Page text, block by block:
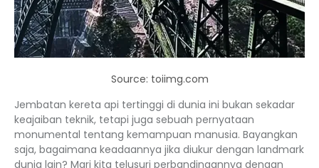
Source: toiimg.com
Jembatan kereta api tertinggi di dunia ini bukan sekadar
keajaiban teknik, tetapi juga sebuah pernyataan
monumental tentang kemampuan manusia. Bayangkan
saja, bagaimana keadaannya jika diukur dengan landmark
dunia lain? Mari kita telusuri perbandingannya dengan